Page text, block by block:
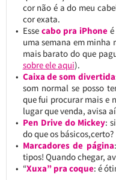
cor não é a do meu
cor exata.
Esse cabo pra iPhone
uma semana em minha
mais barato do que
sobre ele aqui).
Caixa de som divertida
som normal se posso
que fui procurar mais e
lugar que venda, avisa
Pen Drive do Mickey:
do que os básicos,certo?
Marcadores de página
tipos! Quando chegar,
“Xuxa” pra coque: é